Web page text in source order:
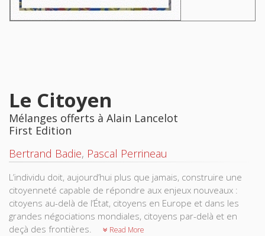
Le Citoyen
Mélanges offerts à Alain Lancelot
First Edition
Bertrand Badie, Pascal Perrineau
L’individu doit, aujourd’hui plus que jamais, construire une
citoyenneté capable de répondre aux enjeux nouveaux :
citoyens au-delà de l’État, citoyens en Europe et dans les
grandes négociations mondiales, citoyens par-delà et en
deçà des frontières.
Read More